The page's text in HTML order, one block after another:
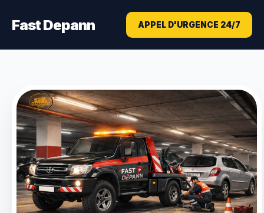
Fast Depann APPEL D'URGENCE 24/7